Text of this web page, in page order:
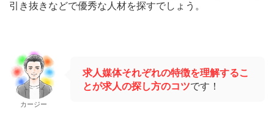
引き抜きなどで優秀な人材を探すでしょう。
カージー
求人媒体それぞれの特徴を理解するこ
とが求人の探し方のコツです！